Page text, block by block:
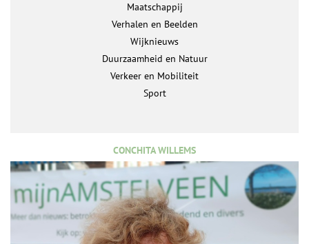
Maatschappij
Verhalen en Beelden
Wijknieuws
Duurzaamheid en Natuur
Verkeer en Mobiliteit
Sport
CONCHITA WILLEMS